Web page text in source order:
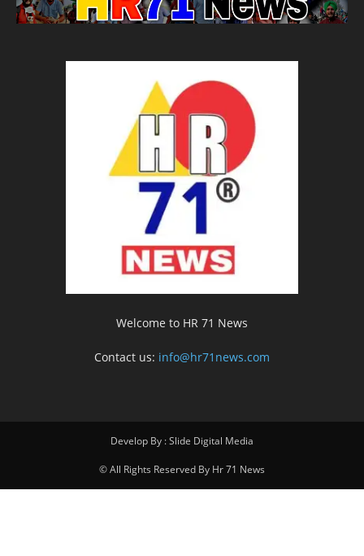
Welcome to HR 71 News
Contact us: info@hr71news.com
Develop By : Slide Digital Media
© All Rights Reserved By Hr 71 News